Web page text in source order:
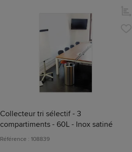
Collecteur tri sélectif - 3
compartiments - 60L - Inox satiné
Référence : 108839